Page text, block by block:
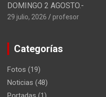
DOMINGO 2 AGOSTO.-
29 julio, 2026 profesor
Categorías
Fotos (19)
Noticias (48)